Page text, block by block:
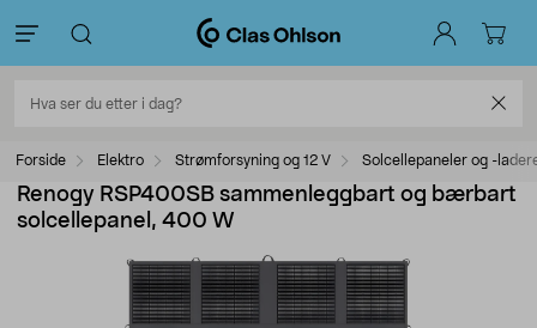
Forside Elektro Strømforsyning og 12 V Solcellepaneler og -
Renogy RSP400SB sammenleggbart og bærbart
solcellepanel, 400 W